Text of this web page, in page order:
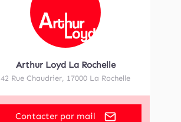
Arthur Loyd La Rochelle
42 Rue Chaudrier, 17000 La Rochelle
Contacter par mail